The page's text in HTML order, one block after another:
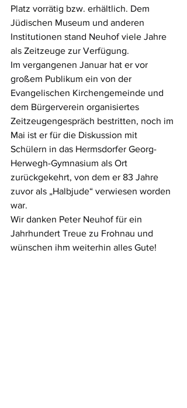
Platz vorrätig bzw. erhältlich. Dem
Jüdischen Museum und anderen
Institutionen stand Neuhof viele Jahre
als Zeitzeuge zur Verfügung.
Im vergangenen Januar hat er vor
großem Publikum ein von der
Evangelischen Kirchengemeinde und
dem Bürgerverein organisiertes
Zeitzeugengespräch bestritten, noch im
Mai ist er für die Diskussion mit
Schülern in das Hermsdorfer Georg-
Herwegh-Gymnasium als Ort
zurückgekehrt, von dem er 83 Jahre
zuvor als „Halbjude“ verwiesen worden
war.
Wir danken Peter Neuhof für ein
Jahrhundert Treue zu Frohnau und
wünschen ihm weiterhin alles Gute!